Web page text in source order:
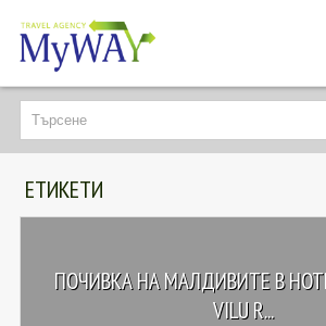
НАЙ-ТЪРСЕНИ
ДЕСТИНАЦИИ
ЕКЗОТИЧНИ ПОЧИВКИ
ЕТИКЕТИ
ПОЧИВКА НА МАЛДИВИТЕ В
VILU R...